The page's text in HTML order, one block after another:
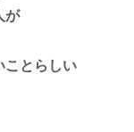
が
ことらしい